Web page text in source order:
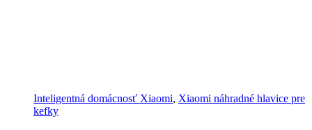
Inteligentná domácnosť Xiaomi, Xiaomi náhradné hlavice pre
kefky